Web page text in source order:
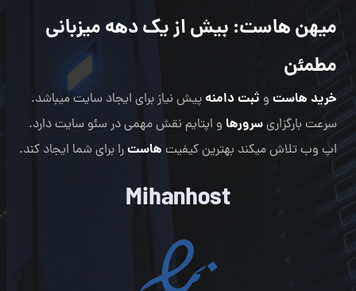
میهن هاست: بیش از یک دهه میزبانی
مطمئن
خرید هاست و ثبت دامنهپیش نیاز برای ایجاد سایت میباشد.
سرعت بارگزاریسرورها و اپتایم نقش مهمی در سئو سایت دارد.
اپ وب تلاش میکند بهترین کیفیت هاسترا برای شما ایجاد کند.
Mihanhost